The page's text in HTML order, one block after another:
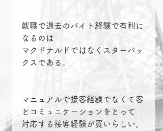
就職で過去のバイト経験で有利に
なるのは
マクドナルドではなくスターバッ
クスである。
マニュアルで接客経験でなくて客
とコミュニケーションをとって
対応する接客経験が買いらしい。